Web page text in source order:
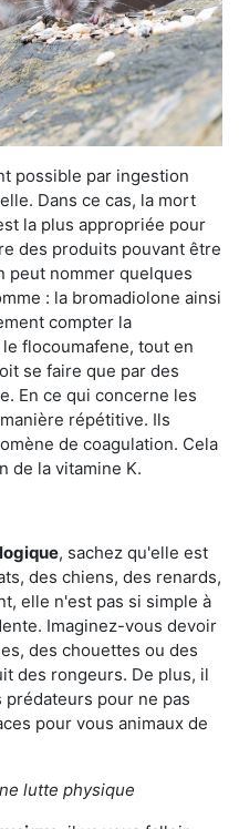
possible par ingestion
Dans ce cas, la mort
la plus appropriée pour
des produits pouvant être
peut nommer quelques
: la bromadiolone ainsi
compter la
flocoumafene, tout en
se faire que par des
En ce qui concerne les
répétitive. Ils
de coagulation. Cela
de la vitamine K.
, sachez qu'elle est
des chiens, des renards,
elle n'est pas si simple à
Imaginez-vous devoir
des chouettes ou des
des rongeurs. De plus, il
pour ne pas
pour vous animaux de
lutte physique